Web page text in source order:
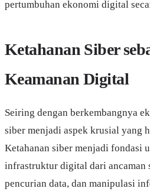
pertumbuhan ekonomi digital
Ketahanan Siber
Keamanan Digital
Seiring dengan berkembangnya
siber menjadi aspek krusial yang
Ketahanan siber menjadi fondasi
infrastruktur digital dari ancaman
pencurian data, dan manipulasi